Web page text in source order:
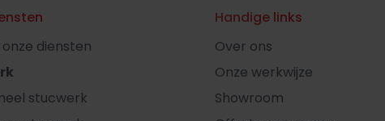
onze diensten
stucwerk
Handige links
Over ons
Onze werkwijze
Showroom